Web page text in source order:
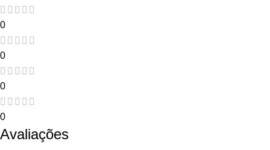
0
0
0
0
Avaliações